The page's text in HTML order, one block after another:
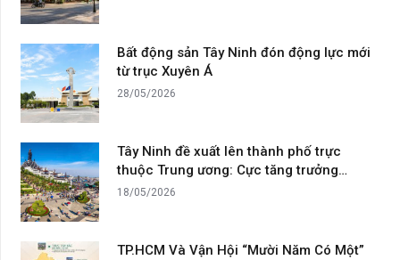
Bất động sản Tây Ninh đón động lực mới
từ trục Xuyên Á
28/05/2026
Tây Ninh đề xuất lên thành phố trực
thuộc Trung ương: Cực tăng trưởng…
18/05/2026
TP.HCM Và Vận Hội “Mười Năm Có Một”